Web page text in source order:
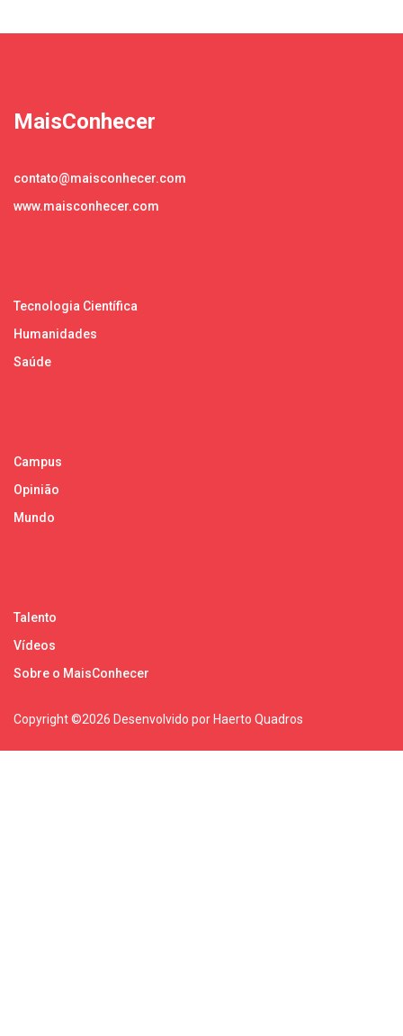
MaisConhecer
contato@maisconhecer.com
www.maisconhecer.com
Tecnologia Científica
Humanidades
Saúde
Campus
Opinião
Mundo
Talento
Vídeos
Sobre o MaisConhecer
Copyright ©2026 Desenvolvido por Haerto Quadros